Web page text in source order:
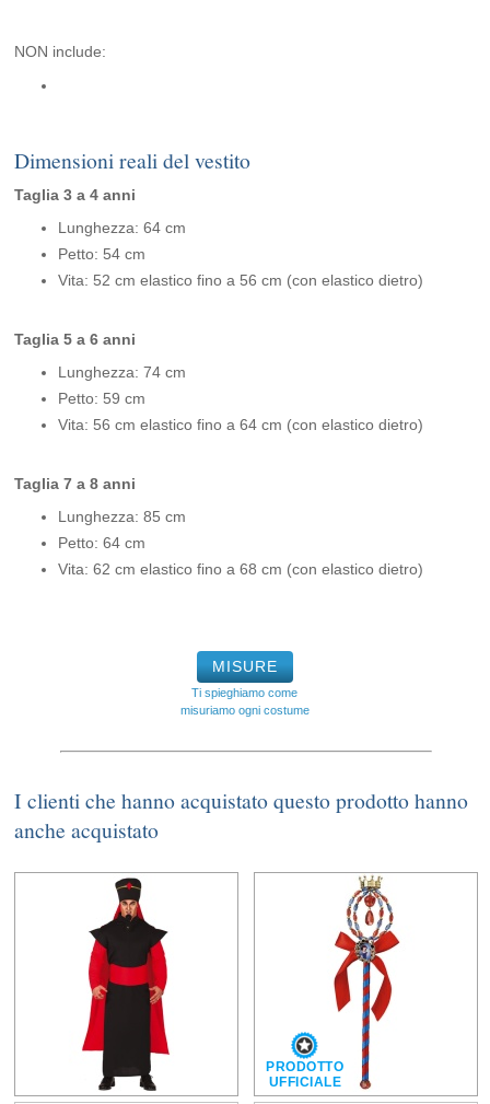
NON include:
Dimensioni reali del vestito
Taglia 3 a 4 anni
Lunghezza: 64 cm
Petto: 54 cm
Vita: 52 cm elastico fino a 56 cm (con elastico dietro)
Taglia 5 a 6 anni
Lunghezza: 74 cm
Petto: 59 cm
Vita: 56 cm elastico fino a 64 cm (con elastico dietro)
Taglia 7 a 8 anni
Lunghezza: 85 cm
Petto: 64 cm
Vita: 62 cm elastico fino a 68 cm (con elastico dietro)
MISURE
Ti spieghiamo come
misuriamo ogni costume
I clienti che hanno acquistato questo prodotto hanno
anche acquistato
PRODOTTO
UFFICIALE